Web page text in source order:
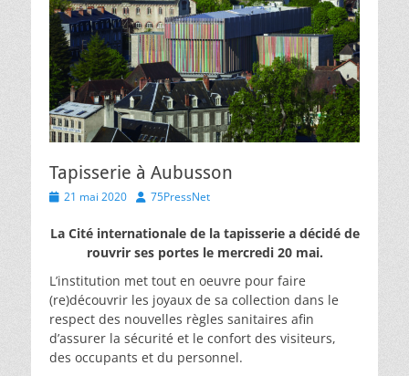
Tapisserie à Aubusson
Posted
21 mai 2020 Author
75PressNet
La Cité internationale de la tapisserie a décidé de
rouvrir ses portes le mercredi 20 mai.
L’institution met tout en oeuvre pour faire
(re)découvrir les joyaux de sa collection dans le
respect des nouvelles règles sanitaires afin
d’assurer la sécurité et le confort des visiteurs,
des occupants et du personnel.